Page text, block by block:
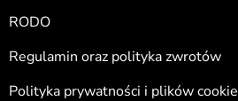
RODO
Regulamin oraz polityka zwrotów
Polityka prywatności i plików cookie